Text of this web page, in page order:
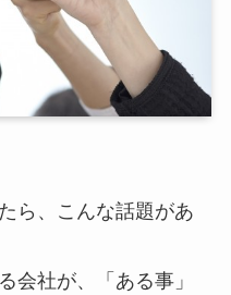
ら、こんな話題があ
会社が、「ある事」